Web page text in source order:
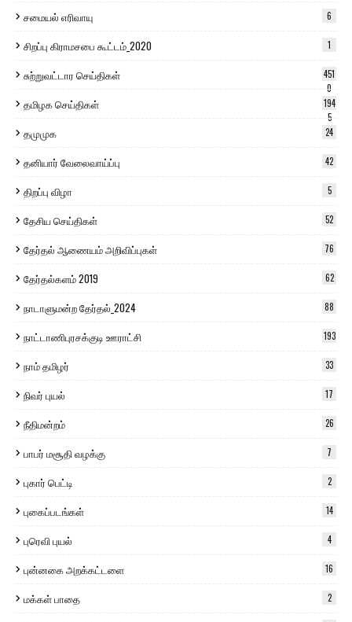
சமையல் எரிவாயு 6
சிறப்பு கிராமசபை கூட்டம்_2020 1
சுற்றுவட்டார செய்திகள்
451
0
தமிழக செய்திகள்
194
5
தமுமுக 24
தனியார் வேலைவாய்ப்பு 42
திறப்பு விழா 5
தேசிய செய்திகள் 52
தேர்தல் ஆணையம் அறிவிப்புகள் 76
தேர்தல்களம் 2019 62
நாடாளுமன்ற தேர்தல்_2024 88
நாட்டாணிபுரசக்குடி ஊராட்சி 193
நாம் தமிழர் 33
நிவர் புயல் 17
நீதிமன்றம் 26
பாபர் மசூதி வழக்கு 7
புகார் பெட்டி 2
புகைப்படங்கள் 14
புரெவி புயல் 4
புன்னகை அறக்கட்டளை 16
மக்கள் பாதை 2